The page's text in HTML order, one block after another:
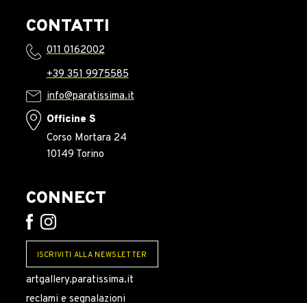
CONTATTI
011 0162002
+39 351 9975585
info@paratissima.it
Officine S
Corso Mortara 24
10149 Torino
CONNECT
ISCRIVITI ALLA NEWSLETTER
artgallery.paratissima.it
reclami e segnalazioni